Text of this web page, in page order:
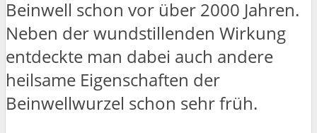
Beinwell schon vor über 2000 Jahren.
Neben der wundstillenden Wirkung
entdeckte man dabei auch andere
heilsame Eigenschaften der
Beinwellwurzel schon sehr früh.